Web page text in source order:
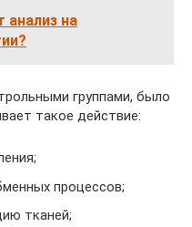
анализ на
группами, было
такое действие:
процессов;
тканей;